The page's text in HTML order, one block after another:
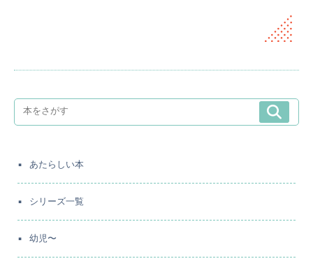
あたらしい本
シリーズ一覧
幼児〜